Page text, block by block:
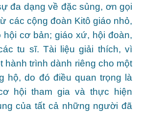
đa dạng về đặc sủng, ơn gọi
các cộng đoàn Kitô giáo nhỏ,
hội cơ bản; giáo xứ, hội đoàn,
tu sĩ. Tài liệu giải thích, vì
hành trình dành riêng cho một
hộ, do đó điều quan trọng là
hội tham gia và thực hiện
của tất cả những người đã